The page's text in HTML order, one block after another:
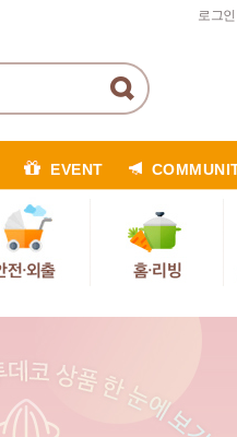
로그인
EVENT